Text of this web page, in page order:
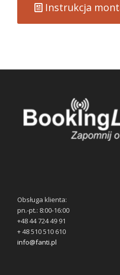
Instrukcja
Obsługa klienta:
pn.-pt.: 8:00-16:00
+48 44 724 49 91
+ 48 510 510 610
info@fanti.pl